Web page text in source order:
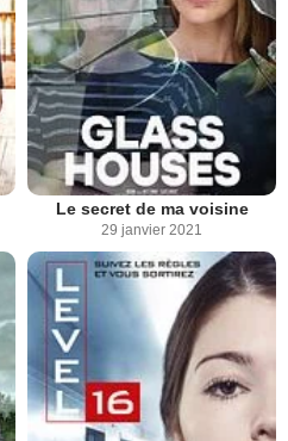
Le secret de ma voisine
29 janvier 2021